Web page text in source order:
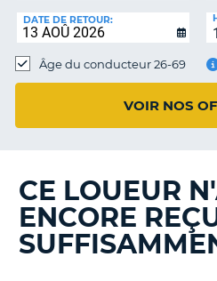
DATE DE RETOUR:
Âge du conducteur 26-69
VOIR NOS
CE LOUEUR
ENCORE